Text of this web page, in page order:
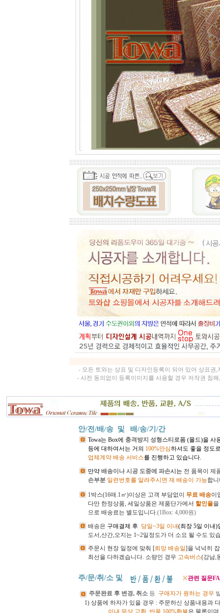
- 모든 토와는 상표 및 디자인등록이 되어 있어 상표
- 사전 동의없이 등록이미지를 사용할 경우 저작권 침
안/전/배/송 및 배/송/기/간
Towa는 Box에 충격방지 성형스티로폼 (몰드)을 사
등에 대하여서는 거의 100%안심하셔도 좋을 정도
업체계약 배송 서비스를 진행하고 있습니다.
만약 배송이나 시공 도중에 파손시는 전 품목이 제
손부분 일련번호를 알려주시면 재 배송이 가능합
1박스(16매.1㎡)이상은 고객 부담없이 무료 배송이
다만 한정상품, 세일상품은 제품단가에서 할인율을
으로 배송료는 별도입니다.(1Box: 4,000원)
배송은 구매결제 후 당일~3일 이내(최장 5일 이내)
도서,산간,오지는 1~2일정도가 더 소요 될 수도 있
주문시 현장 일정에 맞춰 [희망 배송일]을 넉넉히
최선을 다하겠습니다. 소량인 경우 고속버스(강남,
주/문/취/소 및 ※관련 질문
주문완료 후 변경, 취소등 구매자가 원하는 경우
1) 상품에 하자가 있을 경우 : 주문하신 상품내용과
이내 무상 교환, 반품,100%환불은 물론이며